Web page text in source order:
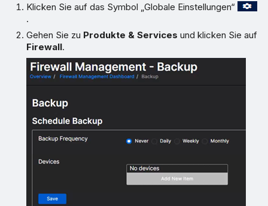
Klicken Sie auf das Symbol „Globale Einstellungen“
.
Gehen Sie zu Produkte & Services und klicken Sie auf
Firewall.